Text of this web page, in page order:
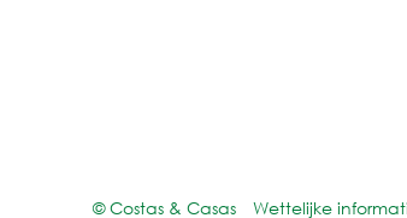
© Costas & Casas Wettelijke